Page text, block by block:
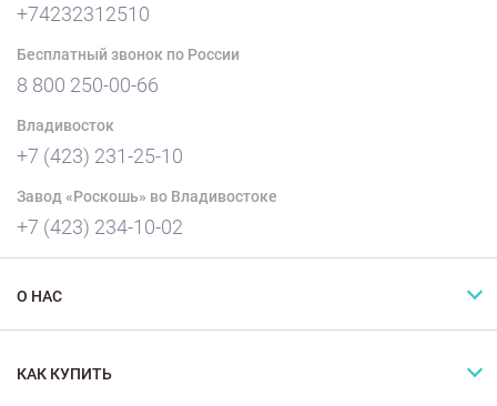
+74232312510
Бесплатный звонок по России
8 800 250-00-66
Владивосток
+7 (423) 231-25-10
Завод «Роскошь» во Владивостоке
+7 (423) 234-10-02
О НАС
КАК КУПИТЬ